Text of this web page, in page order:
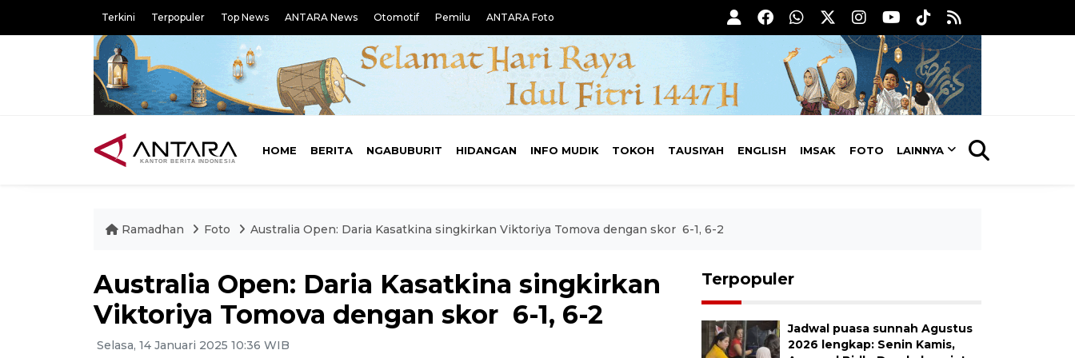
Terkini Terpopuler Top News ANTARA News Otomotif Pemilu ANTARA Foto
HOME BERITA NGABUBURIT HIDANGAN INFO MUDIK TOKOH TAUSIYAH ENGLISH IMSAK FOTO LAINNYA
Ramadhan Foto Australia Open: Daria Kasatkina singkirkan Viktoriya Tomova dengan skor 6-1, 6-2
Australia Open: Daria Kasatkina singkirkan
Viktoriya Tomova dengan skor 6-1, 6-2
Selasa, 14 Januari 2025 10:36 WIB
Terpopuler
Jadwal puasa sunnah Agustus
2026 lengkap: Senin Kamis,